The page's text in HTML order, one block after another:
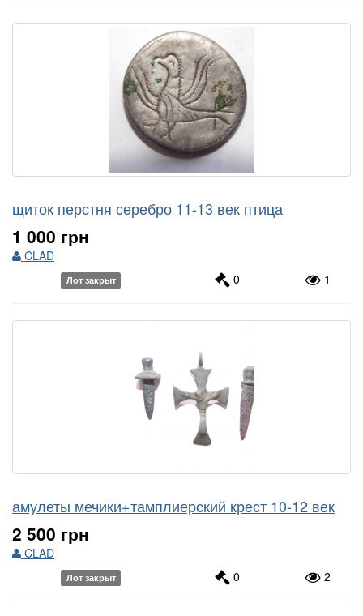
щиток перстня серебро 11-13 век птица
1 000 грн
CLAD
Лот закрыт 0 1
амулеты мечики+тамплиерский крест 10-12 век
2 500 грн
CLAD
Лот закрыт 0 2